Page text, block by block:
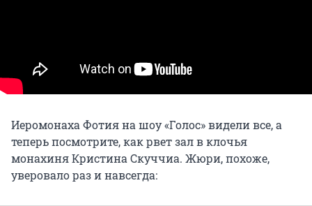
Иеромонаха Фотия на шоу «Голос» видели все, а
теперь посмотрите, как рвет зал в клочья
монахиня Кристина Скуччиа. Жюри, похоже,
уверовало раз и навсегда: